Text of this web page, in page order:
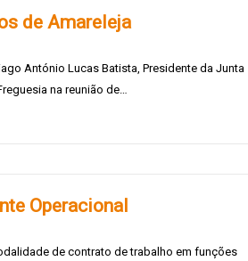
de Amareleja
António Lucas Batista, Presidente da Junta
na reunião de…
Operacional
de contrato de trabalho em funções